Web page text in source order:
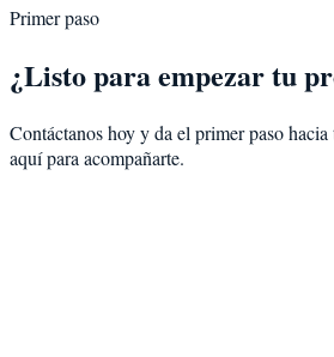
Primer paso
¿Listo para empezar tu
Contáctanos hoy y da el primer paso hacia
aquí para acompañarte.